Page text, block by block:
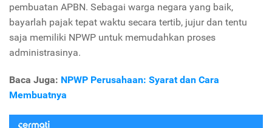
pembuatan APBN. Sebagai warga negara yang baik,
bayarlah pajak tepat waktu secara tertib, jujur dan tentu
saja memiliki NPWP untuk memudahkan proses
administrasinya.
Baca Juga: NPWP Perusahaan: Syarat dan Cara
Membuatnya